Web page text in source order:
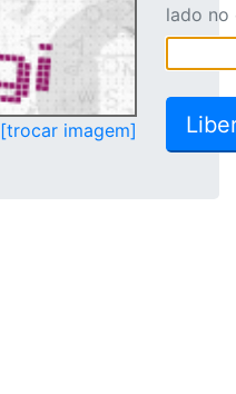
[trocar imagem]
lado no